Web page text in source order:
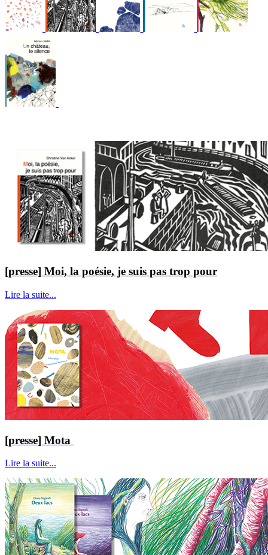
[presse] Moi, la poésie, je suis pas trop pour
Lire la suite...
[presse] Mota
Lire la suite...